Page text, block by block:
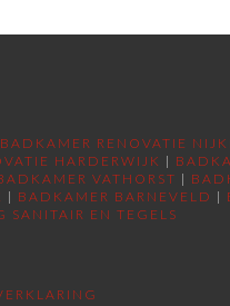
BADKAMER RENOVATIE
HARDERWIJK |
VATHORST |
| BADKAMER BARNEVELD |
SANITAIR EN TEGELS